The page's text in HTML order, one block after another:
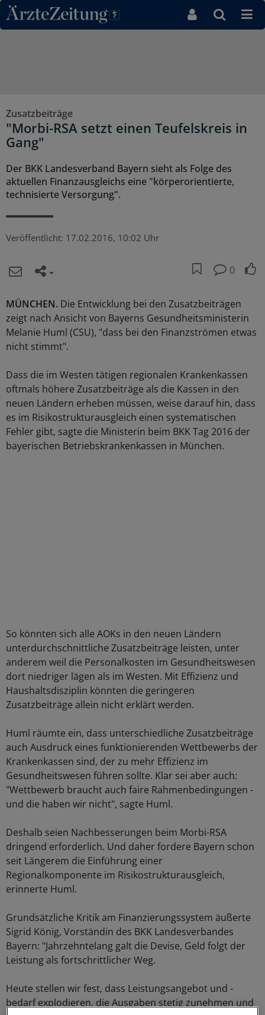
Direkt zum Inhaltsbereich
Zusatzbeiträge
"Morbi-RSA setzt einen Teufelskreis in
Gang"
Der BKK Landesverband Bayern sieht als Folge des
aktuellen Finanzausgleichs eine "körperorientierte,
technisierte Versorgung".
Veröffentlicht: 17.02.2016, 10:02 Uhr
0
MÜNCHEN. Die Entwicklung bei den Zusatzbeiträgen
zeigt nach Ansicht von Bayerns Gesundheitsministerin
Melanie Huml (CSU), "dass bei den Finanzströmen etwas
nicht stimmt".
Dass die im Westen tätigen regionalen Krankenkassen
oftmals höhere Zusatzbeiträge als die Kassen in den
neuen Ländern erheben müssen, weise darauf hin, dass
es im Risikostrukturausgleich einen systematischen
Fehler gibt, sagte die Ministerin beim BKK Tag 2016 der
bayerischen Betriebskrankenkassen in München.
So könnten sich alle AOKs in den neuen Ländern
unterdurchschnittliche Zusatzbeiträge leisten, unter
anderem weil die Personalkosten im Gesundheitswesen
dort niedriger lägen als im Westen. Mit Effizienz und
Haushaltsdisziplin könnten die geringeren
Zusatzbeiträge allein nicht erklärt werden.
Huml räumte ein, dass unterschiedliche Zusatzbeiträge
auch Ausdruck eines funktionierenden Wettbewerbs der
Krankenkassen sind, der zu mehr Effizienz im
Gesundheitswesen führen sollte. Klar sei aber auch:
"Wettbewerb braucht auch faire Rahmenbedingungen -
und die haben wir nicht", sagte Huml.
Deshalb seien Nachbesserungen beim Morbi-RSA
dringend erforderlich. Und daher fordere Bayern schon
seit Längerem die Einführung einer
Regionalkomponente im Risikostrukturausgleich,
erinnerte Huml.
Grundsätzliche Kritik am Finanzierungssystem äußerte
Sigrid König, Vorständin des BKK Landesverbandes
Bayern: "Jahrzehntelang galt die Devise, Geld folgt der
Leistung als fortschrittlicher Weg.
Heute stellen wir fest, dass Leistungsangebot und -
bedarf explodieren, die Ausgaben stetig zunehmen und